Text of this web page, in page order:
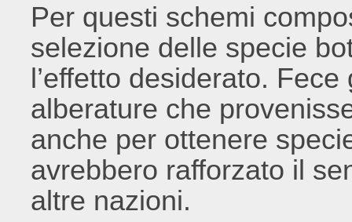
Per questi schemi
selezione delle specie
l’effetto desiderato.
alberature che
anche per ottenere
avrebbero rafforzato il
altre nazioni.